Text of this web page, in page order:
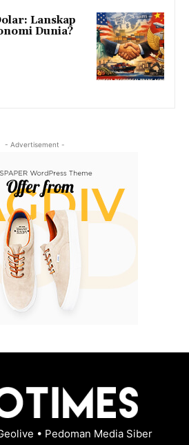
Lanskap
Dunia?
- Advertisement -
• Pedoman Media Siber